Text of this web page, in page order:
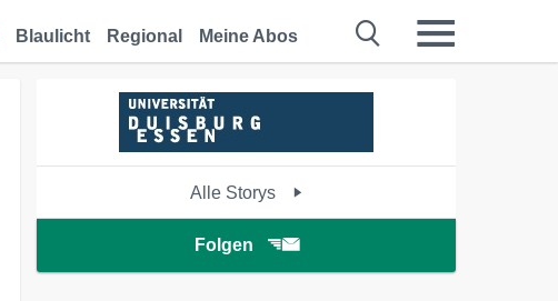
Blaulicht Regional Meine Abos
Alle Storys
Folgen